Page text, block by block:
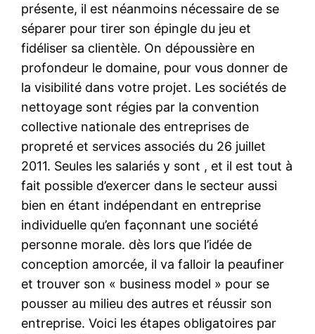
présente, il est néanmoins nécessaire de se
séparer pour tirer son épingle du jeu et
fidéliser sa clientèle. On dépoussière en
profondeur le domaine, pour vous donner de
la visibilité dans votre projet. Les sociétés de
nettoyage sont régies par la convention
collective nationale des entreprises de
propreté et services associés du 26 juillet
2011. Seules les salariés y sont , et il est tout à
fait possible d’exercer dans le secteur aussi
bien en étant indépendant en entreprise
individuelle qu’en façonnant une société
personne morale. dès lors que l’idée de
conception amorcée, il va falloir la peaufiner
et trouver son « business model » pour se
pousser au milieu des autres et réussir son
entreprise. Voici les étapes obligatoires par